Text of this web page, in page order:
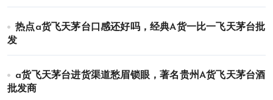
热点a货飞天茅台口感还好吗，经典A货一比一飞天茅台批
发
a货飞天茅台进货渠道愁眉锁眼，著名贵州A货飞天茅台酒
批发商